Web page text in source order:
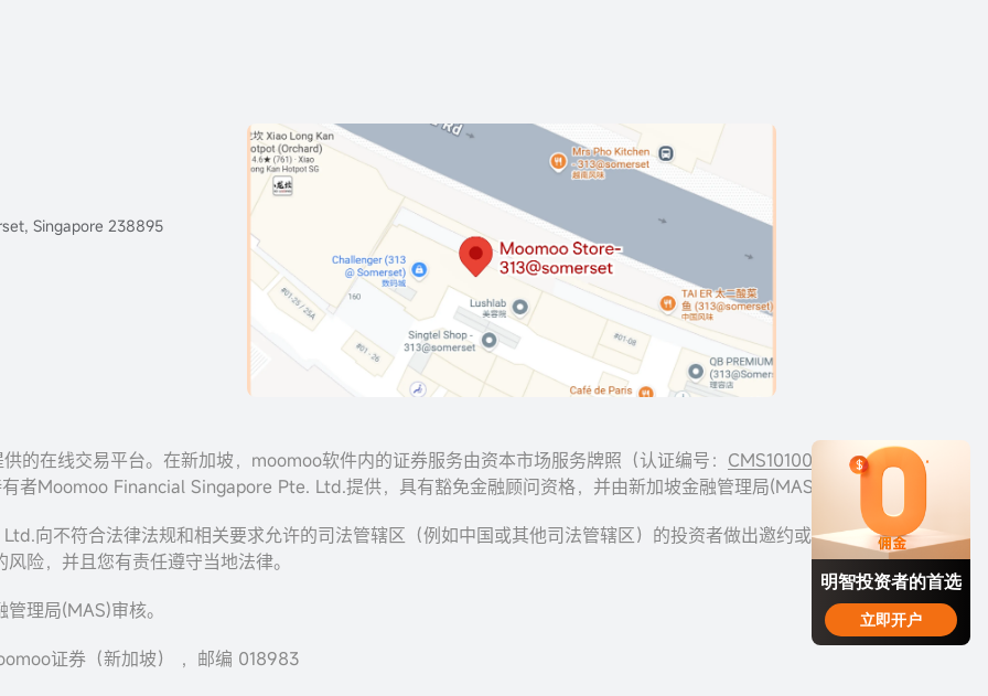
Singapore 238895
的在线交易平台。在新加坡，moomoo软件内的证券服务由资本市场服务牌照（认证编号： CMS101000
）和
者Moomoo Financial Singapore Pte. Ltd.提供，具有豁免金融顾问资格，并由新加坡金融管理局(MAS)监管。
向不符合法律法规和相关要求允许的司法管辖区（例如中国或其他司法管辖区）的投资者做出邀约或招揽。
险，并且您有责任遵守当地法律。
理局(MAS)审核。
证券（新加坡） ，邮编 018983